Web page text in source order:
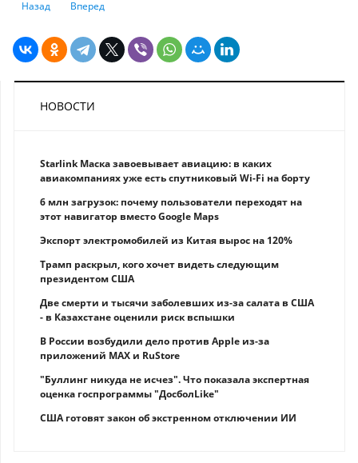
Предыдущий: Как Казахстан будет председательствовать в ЕАЭС в
Назад Следующий: ЕС призывает лондонские банки и
Вперед
НОВОСТИ
Starlink Маска завоевывает авиацию: в каких
авиакомпаниях уже есть спутниковый Wi-Fi на борту
6 млн загрузок: почему пользователи переходят на
этот навигатор вместо Google Maps
Экспорт электромобилей из Китая вырос на 120%
Трамп раскрыл, кого хочет видеть следующим
президентом США
Две смерти и тысячи заболевших из-за салата в США
- в Казахстане оценили риск вспышки
В России возбудили дело против Apple из-за
приложений MAX и RuStore
"Буллинг никуда не исчез". Что показала экспертная
оценка госпрограммы "ДосболLike"
США готовят закон об экстренном отключении ИИ